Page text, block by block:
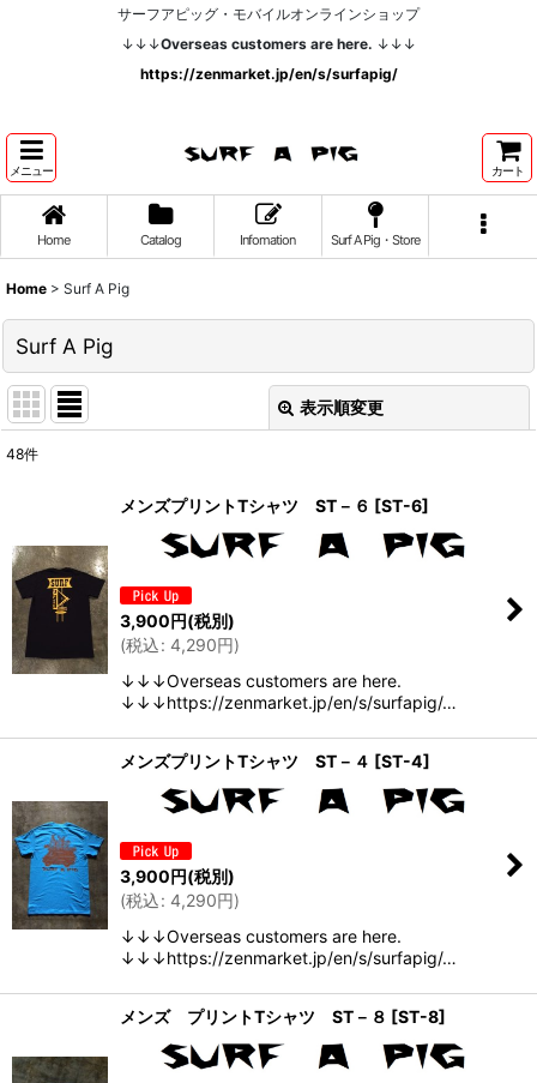
サーフアピッグ・モバイルオンラインショップ
↓↓↓Overseas customers are here. ↓↓↓
https://zenmarket.jp/en/s/surfapig/
メニュー カート
Home Catalog Infomation Surf A Pig・Store
Home > Surf A Pig
Surf A Pig
表示順変更
表示数:
並び順
絞り込む
48件
メンズプリントTシャツ ST－６ [ST-6]
3,900円(税別)
(税込: 4,290円)
↓↓↓Overseas customers are here.
↓↓↓https://zenmarket.jp/en/s/surfapig/…
メンズプリントTシャツ ST－４ [ST-4]
3,900円(税別)
(税込: 4,290円)
↓↓↓Overseas customers are here.
↓↓↓https://zenmarket.jp/en/s/surfapig/…
メンズ プリントTシャツ ST－８ [ST-8]